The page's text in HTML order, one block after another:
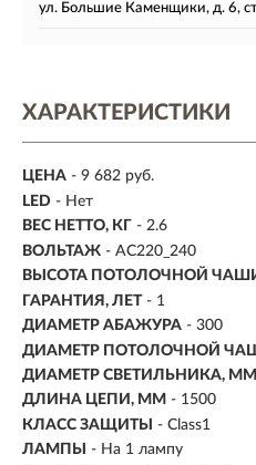
ул. Большие Каменщики, д. 6,
ХАРАКТЕРИСТИКИ
ЦЕНА - 9 682 руб.
LED - Нет
ВЕС НЕТТО, КГ - 2.6
ВОЛЬТАЖ - AC220_240
ВЫСОТА ПОТОЛОЧНОЙ
ГАРАНТИЯ, ЛЕТ - 1
ДИАМЕТР АБАЖУРА - 300
ДИАМЕТР ПОТОЛОЧНОЙ
ДИАМЕТР СВЕТИЛЬНИКА, ММ
ДЛИНА ЦЕПИ, ММ - 1500
КЛАСС ЗАЩИТЫ
- Class1
ЛАМПЫ
- На 1 лампу